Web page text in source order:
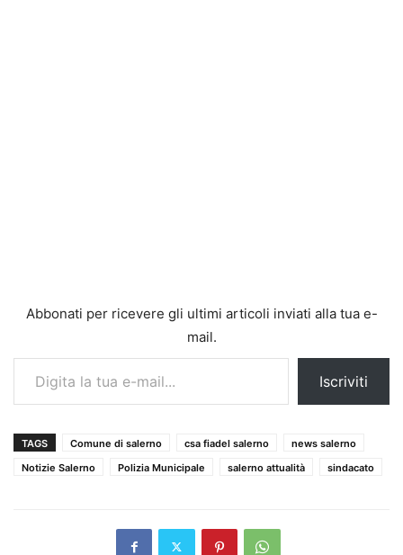
Abbonati per ricevere gli ultimi articoli inviati alla tua e-
mail.
Digita la tua e-mail...
Iscriviti
TAGS Comune di salerno csa fiadel salerno
news salerno
Notizie Salerno
Polizia Municipale salerno attualità sindacato